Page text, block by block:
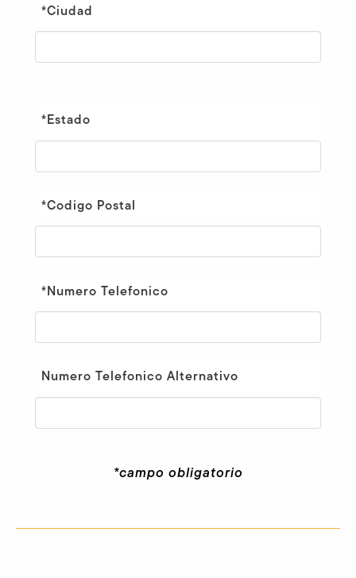
*Ciudad
*Estado
*Codigo Postal
*Numero Telefonico
Numero Telefonico Alternativo
*campo obligatorio